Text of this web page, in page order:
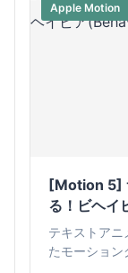
Apple Motion
[Motion 5]
る！ビヘイ
テキストアニ
たモーション